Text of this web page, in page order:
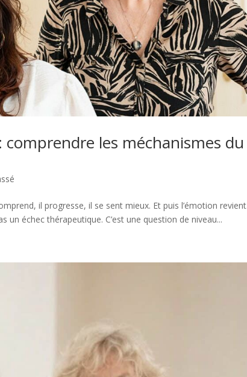
les méchanismes du
il progresse, il se sent mieux. Et puis l’émotion
échec thérapeutique. C’est une question de niveau...